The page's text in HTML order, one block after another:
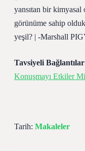
yansıtan bir
görünüme sahip
yeşil? | -Marshall
Tavsiyeli
Konuşmayı Etkiler Mi
Tarih: Makaleler